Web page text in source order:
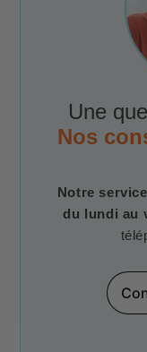
Une
Nos
Notre
du lundi au